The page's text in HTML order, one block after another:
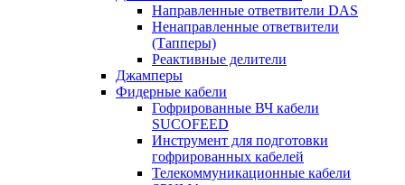
Направленные ответвители DAS
Ненаправленные ответвители
(Тапперы)
Реактивные делители
Джамперы
Фидерные кабели
Гофрированные ВЧ кабели
SUCOFEED
Инструмент для подготовки
гофрированных кабелей
Телекоммуникационные кабели